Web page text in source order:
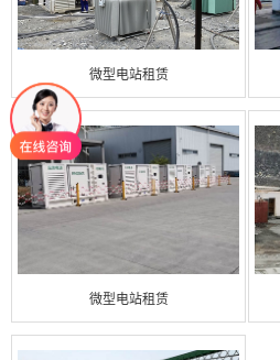
微型电站租赁
微型电站租赁